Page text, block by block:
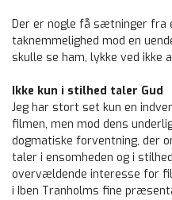
Der er nogle få sætninger fra
taknemmelighed mod en
skulle se ham, lykke ved ikke
Ikke kun i stilhed taler Gud
Jeg har stort set kun en
filmen, men mod dens
dogmatiske forventning, der
taler i ensomheden og i
overvældende interesse for
i Iben Tranholms fine